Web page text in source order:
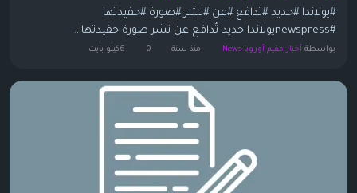
#يولاندا #حديد #تدافع #عن #نشر #صورة #حفيدتها
#newspressيولاندا حديد تُدافع عن نشر صورة حفيدتها...
بواسطة أخبار مقيم أوروبا News منذ سنة 0 6كيلو بايت